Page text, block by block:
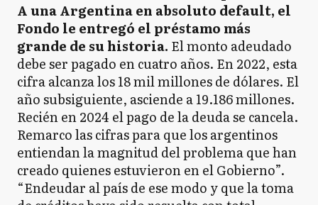
A una Argentina en absoluto default, el
Fondo le entregó el préstamo más
grande de su historia. El monto adeudado
debe ser pagado en cuatro años. En 2022, esta
cifra alcanza los 18 mil millones de dólares. El
año subsiguiente, asciende a 19.186 millones.
Recién en 2024 el pago de la deuda se cancela.
Remarco las cifras para que los argentinos
entiendan la magnitud del problema que han
creado quienes estuvieron en el Gobierno”.
“Endeudar al país de ese modo y que la toma